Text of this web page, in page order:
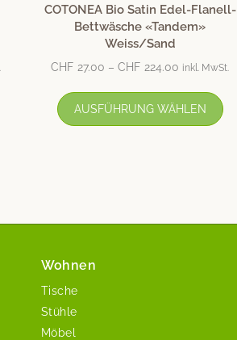
COTONEA Bio Satin Edel-Flanell-
Bettwäsche «Tandem»
Weiss/Sand
CHF 27.00 –CHF 224.00 inkl. MwSt.
AUSFÜHRUNG WÄHLEN
Wohnen
Tische
Stühle
Möbel